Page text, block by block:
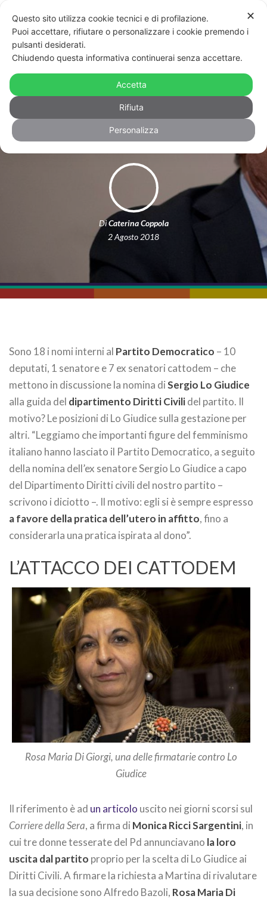
I cattodem contro Lo Giudice ai
diritti civili: “È a favore dell’utero in
affitto”
DiCaterina Coppola
2 Agosto 2018
Sono 18 i nomi interni al Partito Democratico – 10
deputati, 1 senatore e 7 ex senatori cattodem – che
mettono in discussione la nomina diSergio Lo Giudice
alla guida del dipartimento Diritti Civilidel partito. Il
motivo? Le posizioni di Lo Giudice sulla gestazione per
altri. “Leggiamo che importanti figure del femminismo
italiano hanno lasciato il Partito Democratico, a seguito
della nomina dell’ex senatore Sergio Lo Giudice a capo
del Dipartimento Diritti civili del nostro partito –
scrivono i diciotto –. Il motivo: egli si è sempre espresso
a favore della pratica dell’utero in affitto, fino a
considerarla una pratica ispirata al dono”.
L’ATTACCO DEI CATTODEM
Rosa Maria Di Giorgi, una delle firmatarie contro Lo
Giudice
Il riferimento è ad un articolo uscito nei giorni scorsi sul
Corriere della Sera, a firma di Monica Ricci Sargentini, in
cui tre donne tesserate del Pd annunciavano la loro
uscita dal partito proprio per la scelta di Lo Giudice ai
Diritti Civili. A firmare la richiesta a Martina di rivalutare
la sua decisione sono Alfredo Bazoli, Rosa Maria Di
✕
Questo sito utilizza cookie tecnici e di profilazione.
Puoi accettare, rifiutare o personalizzare i cookie premendo i
pulsanti desiderati.
Chiudendo questa informativa continuerai senza accettare.
Accetta
Rifiuta
Personalizza